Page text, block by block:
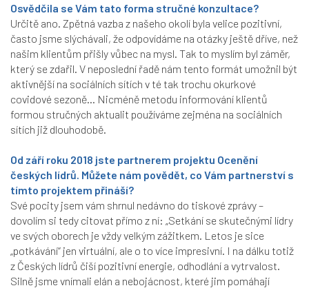
Osvědčila se Vám tato forma stručné konzultace?
Určitě ano. Zpětná vazba z našeho okolí byla velice pozitivní,
často jsme slýchávali, že odpovídáme na otázky ještě dříve, než
našim klientům přišly vůbec na mysl. Tak to myslím byl záměr,
který se zdařil. V neposlední řadě nám tento formát umožnil být
aktivnější na sociálních sítích v té tak trochu okurkové
covidové sezoně… Nicméně metodu informování klientů
formou stručných aktualit používáme zejména na sociálních
sítích již dlouhodobě.
Od září roku 2018 jste partnerem projektu Ocenění
českých lídrů. Můžete nám povědět, co Vám partnerství s
tímto projektem přináší?
Své pocity jsem vám shrnul nedávno do tiskové zprávy –
dovolím si tedy citovat přímo z ní: „Setkání se skutečnými lídry
ve svých oborech je vždy velkým zážitkem. Letos je sice
„potkávání“ jen virtuální, ale o to více impresivní. I na dálku totiž
z Českých lídrů čiší pozitivní energie, odhodlání a vytrvalost.
Silně jsme vnímali elán a nebojácnost, které jim pomáhají